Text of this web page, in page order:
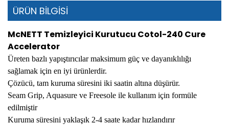
ÜRÜN BİLGİSİ
McNETT Temizleyici Kurutucu Cotol-240 Cure
Accelerator
Üreten bazlı yapıştırıcılar maksimum güç ve dayanıklılığı
sağlamak için en iyi ürünlerdir.
Çözücü, tam kuruma süresini iki saatin altına düşürür.
Seam Grip, Aquasure ve Freesole ile kullanım için formüle
edilmiştir
Kuruma süresini yaklaşık 2-4 saate kadar hızlandırır